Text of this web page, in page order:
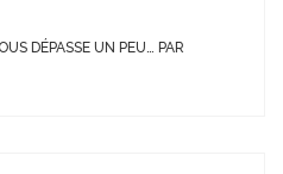
DÉPASSE UN PEU… PAR